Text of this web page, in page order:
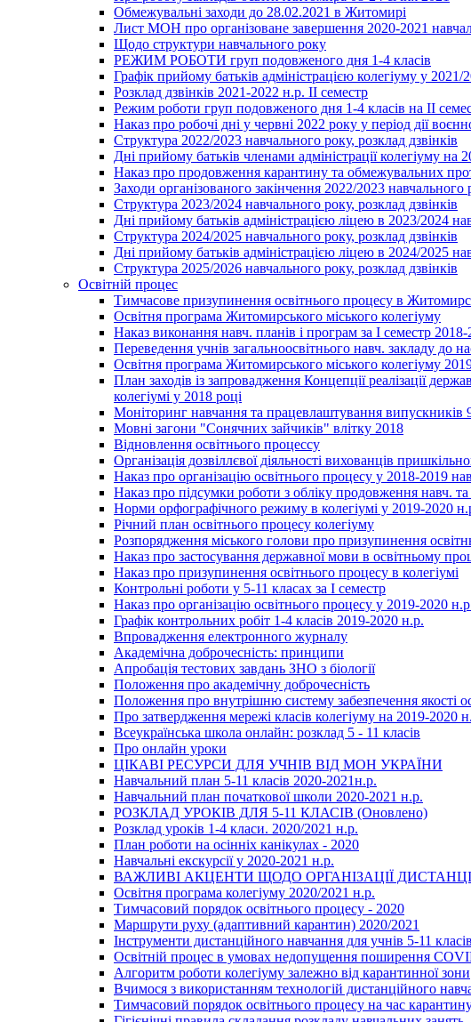
Обмежувальні заходи до 28.02.2021 в Житомирі
Лист МОН про організоване завершення 2020-2021
Щодо структури навчального року
РЕЖИМ РОБОТИ груп подовженого дня 1-4 класів
Графік прийому батьків адміністрацією колегіуму у 2021/
Розклад дзвінків 2021-2022 н.р. ІІ семестр
Режим роботи груп подовженого дня 1-4 класів на ІІ
Наказ про робочі дні у червні 2022 року у період дії
Структура 2022/2023 навчального року, розклад дзвінків
Дні прийому батьків членами адміністрації колегіуму на
Наказ про продовження карантину та обмежувальних
Заходи організованого закінчення 2022/2023 навчального
Структура 2023/2024 навчального року, розклад дзвінків
Дні прийому батьків адміністрацією ліцею в 2023/2024
Структура 2024/2025 навчального року, розклад дзвінків
Дні прийому батьків адміністрацією ліцею в 2024/2025
Структура 2025/2026 навчального року, розклад дзвінків
Освітній процес
Тимчасове призупинення освітнього процесу в
Освітня програма Житомирського міського колегіуму
Наказ виконання навч. планів і програм за І семестр
Переведення учнів загальноосвітнього навч. закладу до
Освітня програма Житомирського міського колегіуму
План заходів із запровадження Концепції реалізації
колегіумі у 2018 році
Моніторинг навчання та працевлаштування випускників
Мовні загони "Сонячних зайчиків" влітку 2018
Відновлення освітнього процессу
Організація дозвіллєвої діяльності вихованців
Наказ про організацію освітнього процесу у 2018-2019
Наказ про підсумки роботи з обліку продовження навч.
Норми орфографічного режиму в колегіумі у 2019-2020
Річний план освітнього процесу колегіуму
Розпорядження міського голови про призупинення
Наказ про застосування державної мови в освітньому
Наказ про призупинення освітнього процесу в колегіумі
Контрольні роботи у 5-11 класах за І семестр
Наказ про організацію освітнього процесу у 2019-2020
Графік контрольних робіт 1-4 класів 2019-2020 н.р.
Впровадження електронного журналу
Академічна доброчесність: принципи
Апробація тестових завдань ЗНО з біології
Положення про академічну доброчесність
Положення про внутрішню систему забезпечення якості
Про затвердження мережі класів колегіуму на 2019-2020
Всеукраїнська школа онлайн: розклад 5 - 11 класів
Про онлайн уроки
ЦІКАВІ РЕСУРСИ ДЛЯ УЧНІВ ВІД МОН УКРАЇНИ
Навчальний план 5-11 класів 2020-2021н.р.
Навчальний план початкової школи 2020-2021 н.р.
РОЗКЛАД УРОКІВ ДЛЯ 5-11 КЛАСІВ (Оновлено)
Розклад уроків 1-4 класи. 2020/2021 н.р.
План роботи на осінніх канікулах - 2020
Навчальні екскурсії у 2020-2021 н.р.
ВАЖЛИВІ АКЦЕНТИ ЩОДО ОРГАНІЗАЦІЇ
Освітня програма колегіуму 2020/2021 н.р.
Тимчасовий порядок освітнього процесу - 2020
Маршрути руху (адаптивний карантин) 2020/2021
Інструменти дистанційного навчання для учнів 5-11 класів
Освітній процес в умовах недопущення поширення
Алгоритм роботи колегіуму залежно від карантинної зони
Вчимося з використанням технологій дистанційного
Тимчасовий порядок освітнього процесу на час